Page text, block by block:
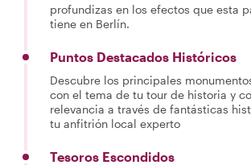
profundizas en los efectos que esta
tiene en Berlín.
Puntos Destacados Históricos
Descubre los principales
con el tema de tu tour de historia y
relevancia a través de fantásticas
tu anfitrión local experto
Tesoros Escondidos